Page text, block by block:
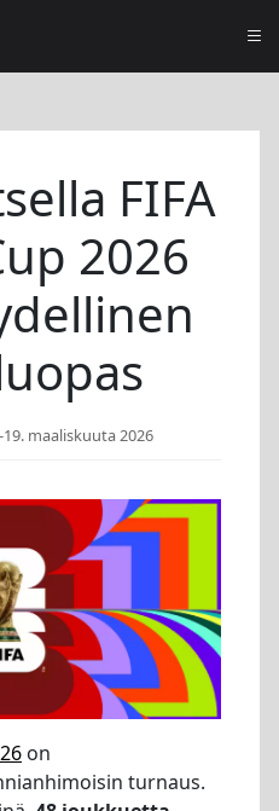
FIFA
2026
-19. maaliskuuta 2026
on
turnaus.